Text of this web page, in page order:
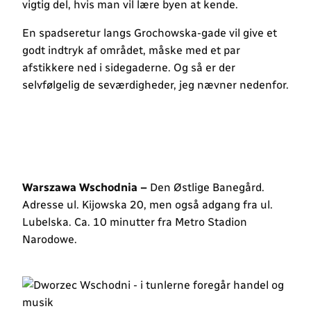
vigtig del, hvis man vil lære byen at kende.
En spadseretur langs Grochowska-gade vil give et
godt indtryk af området, måske med et par
afstikkere ned i sidegaderne. Og så er der
selvfølgelig de seværdigheder, jeg nævner nedenfor.
Warszawa Wschodnia – Den Østlige Banegård.
Adresse ul. Kijowska 20, men også adgang fra ul.
Lubelska. Ca. 10 minutter fra Metro Stadion
Narodowe.